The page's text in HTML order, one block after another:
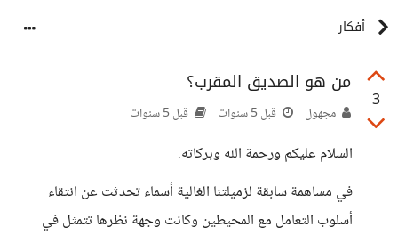
أفكار
3
من هو الصديق المقرب؟
مجهول قبل 5 سنوات قبل 5 سنوات
السلام عليكم ورحمة الله وبركاته.
في مساهمة سابقة لزميلتنا الغالية أسماء تحدثت عن انتقاء
أسلوب التعامل مع المحيطين وكانت وجهة نظرها تتمثل في